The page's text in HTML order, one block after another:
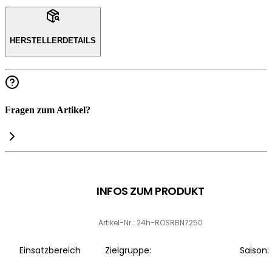
HERSTELLERDETAILS
Fragen zum Artikel?
INFOS ZUM PRODUKT
Artikel-Nr.: 24h-ROSRBN7250
Einsatzbereich Zielgruppe: Saison: